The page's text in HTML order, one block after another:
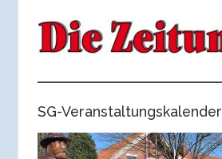
SG-Veranstaltungskalender